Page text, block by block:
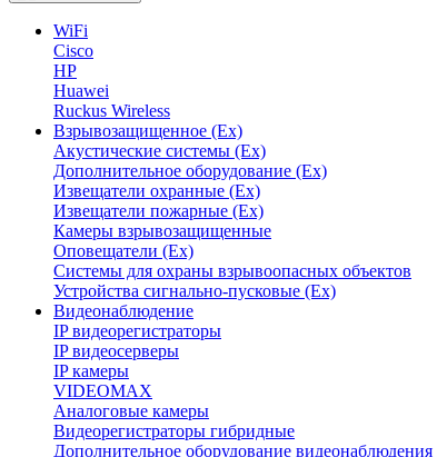
WiFi
Cisco
HP
Huawei
Ruckus Wireless
Взрывозащищенное (Ex)
Акустические системы (Ex)
Дополнительное оборудование (Ex)
Извещатели охранные (Ex)
Извещатели пожарные (Ex)
Камеры взрывозащищенные
Оповещатели (Ex)
Системы для охраны взрывоопасных объектов
Устройства сигнально-пусковые (Ex)
Видеонаблюдение
IP видеорегистраторы
IP видеосерверы
IP камеры
VIDEOMAX
Аналоговые камеры
Видеорегистраторы гибридные
Дополнительное оборудование видеонаблюдения